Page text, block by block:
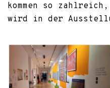
kommen so
wird in der